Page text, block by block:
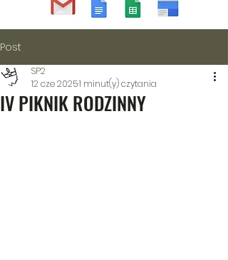
Post
IV PIKNIK RODZINNY
SP2
12 cze 20251 minut(y) czytania